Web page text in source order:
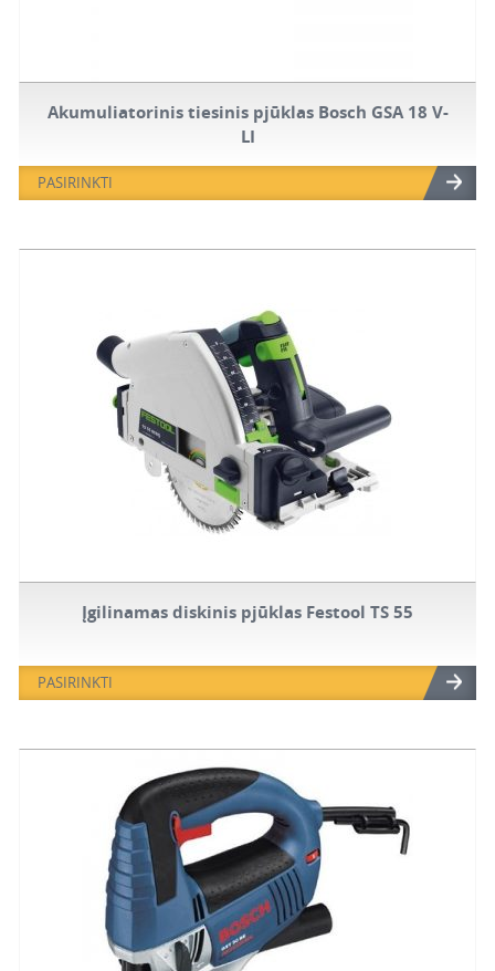
Akumuliatorinis tiesinis pjūklas Bosch GSA 18 V-
LI
PASIRINKTI
Įgilinamas diskinis pjūklas Festool TS 55
PASIRINKTI